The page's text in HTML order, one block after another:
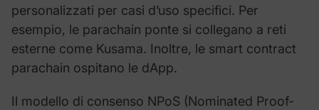
personalizzati per casi d’uso specifici. Per
esempio, le parachain ponte si collegano a reti
esterne come Kusama. Inoltre, le smart contract
parachain ospitano le dApp.
Il modello di consenso NPoS (Nominated Proof-